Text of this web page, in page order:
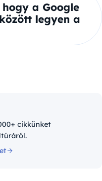
a Google
legyen a
cikkünket